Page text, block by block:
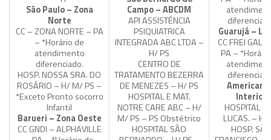
São Paulo – Zona
Norte
CC – ZONA NORTE – PA
– *Horário de
atendimento
diferenciado.
HOSP. NOSSA SRA. DO
ROSÁRIO – H/ M/ PS –
*Exceto Pronto socorro
Infantil
Barueri – Zona Oeste
CC GNDI – ALPHAVILLE
Campo – ABCDM
API ASSISTÊNCIA
PSIQUIATRICA
INTEGRADA ABC LTDA –
H/ PS
CENTRO DE
TRATAMENTO BEZERRA
DE MENEZES – H/ PS
HOSPITAL E MAT.
NOTRE CARE ABC – H/
M/ PS – PS Obstétrico
HOSPITAL SÃO
Guarujá –
CC FREI
PA –
Interior
HOSPITAL
LUCAS. – H/
HOSP. SÃO